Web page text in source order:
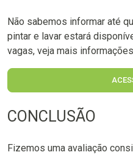
Não sabemos informar até
pintar e lavar estará
vagas, veja mais
CONCLUSÃO
Fizemos uma avaliação